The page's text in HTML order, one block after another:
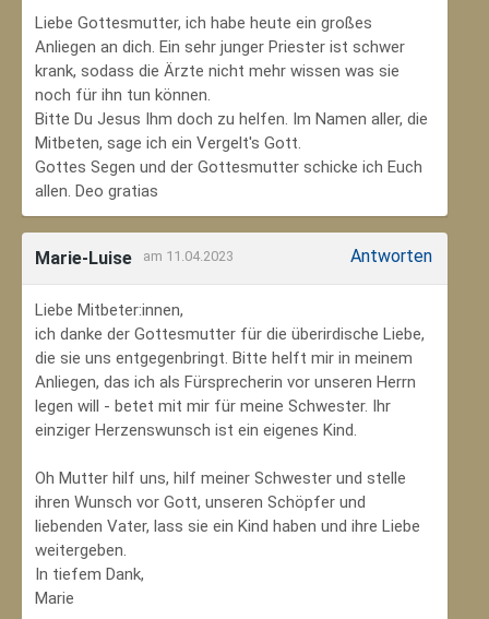
Liebe Gottesmutter, ich habe heute ein großes
Anliegen an dich. Ein sehr junger Priester ist schwer
krank, sodass die Ärzte nicht mehr wissen was sie
noch für ihn tun können.
Bitte Du Jesus Ihm doch zu helfen. Im Namen aller, die
Mitbeten, sage ich ein Vergelt's Gott.
Gottes Segen und der Gottesmutter schicke ich Euch
allen. Deo gratias
Marie-Luise am 11.04.2023 Antworten
Liebe Mitbeter:innen,
ich danke der Gottesmutter für die überirdische Liebe,
die sie uns entgegenbringt. Bitte helft mir in meinem
Anliegen, das ich als Fürsprecherin vor unseren Herrn
legen will - betet mit mir für meine Schwester. Ihr
einziger Herzenswunsch ist ein eigenes Kind.
Oh Mutter hilf uns, hilf meiner Schwester und stelle
ihren Wunsch vor Gott, unseren Schöpfer und
liebenden Vater, lass sie ein Kind haben und ihre Liebe
weitergeben.
In tiefem Dank,
Marie